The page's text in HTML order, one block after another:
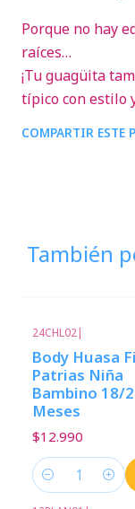
Porque no hay
raíces…
¡Tu guagüita
típico con estilo
COMPARTIR ESTE
También
24CHL02|
Body Huasa
Patrias Niña
Bambino 18/
Meses
$12.990
Cantidad